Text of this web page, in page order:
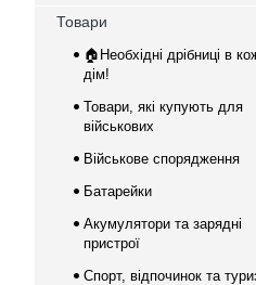
Товари
🏠Необхідні дрібниці в
дім!
Товари, які купують для
військових
Військове спорядження
Батарейки
Акумулятори та зарядні
пристрої
Спорт, відпочинок та